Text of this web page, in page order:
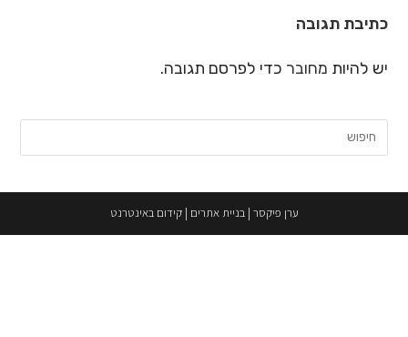
כתיבת תגובה
יש להיות מחובר כדי לפרסם תגובה.
ערן פיקסר |בניית אתרים |קידום באינטרנט